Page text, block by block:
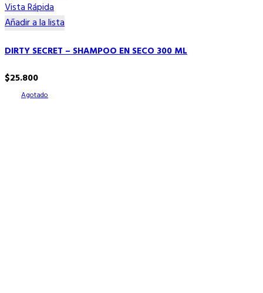
Vista Rápida
Añadir a la lista
DIRTY SECRET – SHAMPOO EN SECO 300 ML
$25.800
Agotado